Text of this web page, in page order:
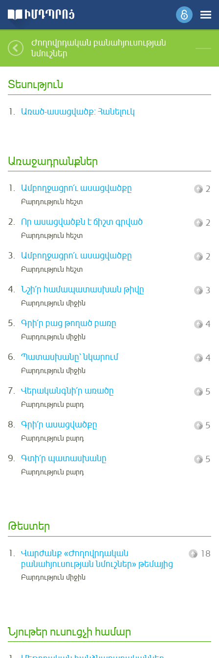
Ժողովրդական բանահյուսության
նմուշներ
Տեսություն
1. Առած-ասացվածք: Հանելուկ
Առաջադրանքներ
1. Ամբողջացրո՛ւ ասացվածքը
Բարդություն հեշտ
2
2. Որ ասացվածքն է ճիշտ գրված
Բարդություն հեշտ
2
3. Ամբողջացրո՛ւ ասացվածքը
Բարդություն հեշտ
2
4. Նշի՛ր համապատասխան թիվը
Բարդություն միջին
3
5. Գրի՛ր բաց թողած բառը
Բարդություն միջին
4
6. Պատասխանը՝ նկարում
Բարդություն միջին
4
7. Վերականգնի՛ր առածը
Բարդություն բարդ
5
8. Գրի՛ր ասացվածքը
Բարդություն բարդ
5
9. Գտի՛ր պատասխանը
Բարդություն բարդ
5
Թեստեր
1. Վարժանք «Ժողովրդական
բանահյուսության նմուշներ» թեմայից
Բարդություն միջին
18
Նյութեր ուսուցչի համար